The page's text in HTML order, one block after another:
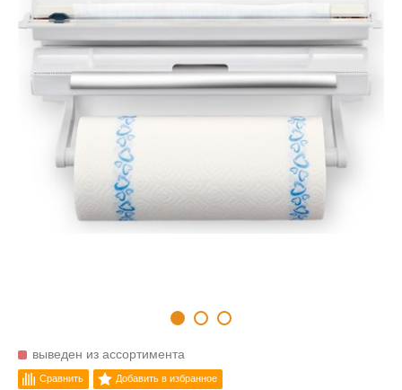
выведен из ассортимента
Сравнить Добавить в избранное